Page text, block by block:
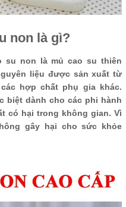
non là gì?
su non là mủ cao su thiên
liệu được sản xuất từ
hợp chất phụ gia khác.
biệt dành cho các phi hành
có hại trong không gian. Vì
gây hại cho sức khỏe